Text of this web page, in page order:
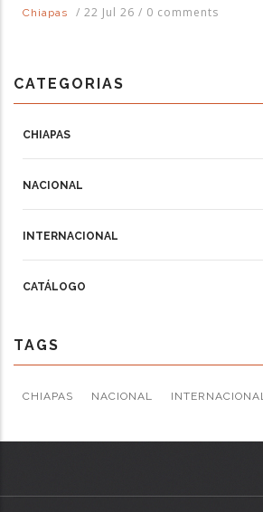
Chiapas
/ 22 Jul 26 / 0 comments
CATEGORIAS
CHIAPAS
NACIONAL
INTERNACIONAL
CATÁLOGO
TAGS
CHIAPAS NACIONAL INTERNACIONAL